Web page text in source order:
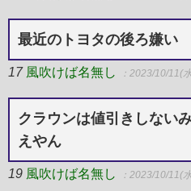
最近のトヨタの後ろ嫌い
17 風吹けば名無し ：2023/10/11(
クラウンは値引きしない
えやん
19 風吹けば名無し ：2023/10/11(